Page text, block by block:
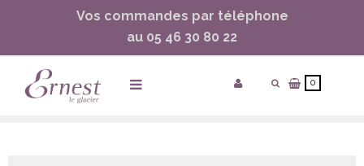
super clone watches
Vos commandes par téléphone
au 05 46 30 80 22
0
Accueil /P'tits Gourmands